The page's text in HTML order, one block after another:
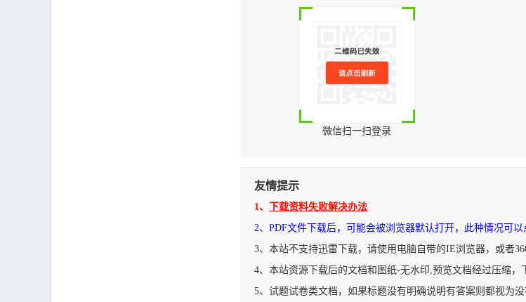
微信扫一扫登录
友情提示
1、
下载资料失败解决办法
2、PDF文件下载后，可能会被浏览器默认打开，此种情况可
3、本站不支持迅雷下载，请使用电脑自带的IE浏览器，或者
4、本站资源下载后的文档和图纸-无水印,预览文档经过压缩，
5、试题试卷类文档，如果标题没有明确说明有答案则都视为没